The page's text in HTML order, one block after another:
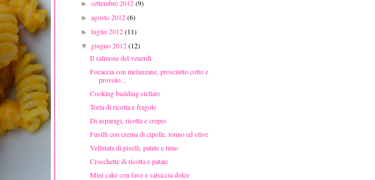
►settembre 2012(9)
►agosto 2012(6)
►luglio 2012(11)
▼ giugno 2012(12)
Il salmone del venerdì
Focaccia con melanzane, prosciutto cotto e
provolo...
Cooking building stellato
Torta di ricotta e fragole
Di asparagi, ricotta e crepes
Fusilli con crema di cipolle, tonno ed olive
Vellutata di piselli, patate e timo
Crocchette di ricotta e patate
Mini cake con fave e salsiccia dolce